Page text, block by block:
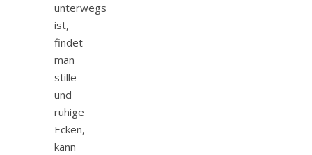
unterwegs
ist,
findet
man
stille
und
ruhige
Ecken,
kann